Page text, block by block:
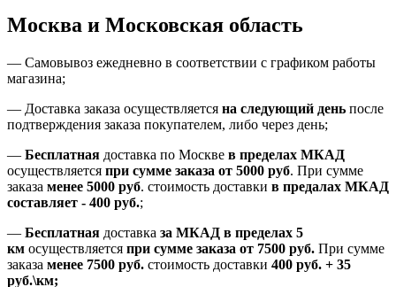
Москва и Московская область
— Самовывоз ежедневно в соответствии с графиком работы
магазина;
— Доставка заказа осуществляется на следующий день после
подтверждения заказа покупателем, либо через день;
— Бесплатная доставка по Москве в пределах МКАД
осуществляется при сумме заказа от 5000 руб. При сумме
заказа менее 5000 руб. стоимость доставки в предалах МКАД
составляет - 400 руб.;
— Бесплатная доставка за МКАД в пределах 5
км осуществляется при сумме заказа от 7500 руб. При сумме
заказа менее 7500 руб. стоимость доставки 400 руб. + 35
руб.\км;